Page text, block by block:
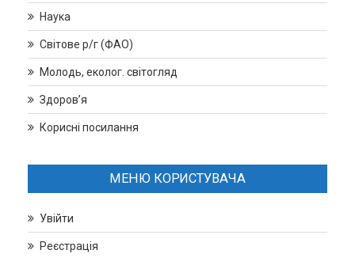
Наука
Світове р/г (ФАО)
Молодь, еколог. світогляд
Здоров’я
Корисні посилання
МЕНЮ КОРИСТУВАЧА
Увійти
Реєстрація